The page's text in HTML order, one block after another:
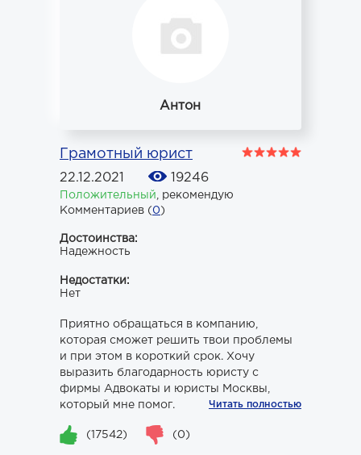
Антон
Грамотный юрист
22.12.2021 19246
Положительный
рекомендую
Комментариев (0)
Достоинства:
Надежность
Недостатки:
Нет
Приятно обращаться в компанию,
которая сможет решить твои проблемы
и при этом в короткий срок. Хочу
выразить благодарность юристу с
фирмы Адвокаты и юристы Москвы,
который мне помог.
Читать полностью
(17542) (0)